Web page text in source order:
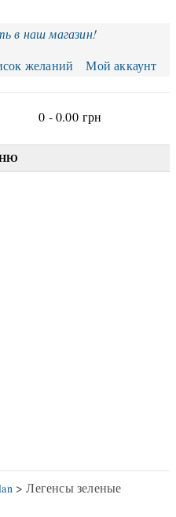
в наш магазин!
желаний Мой аккаунт
0 -0.00 грн
> Легенсы зеленые